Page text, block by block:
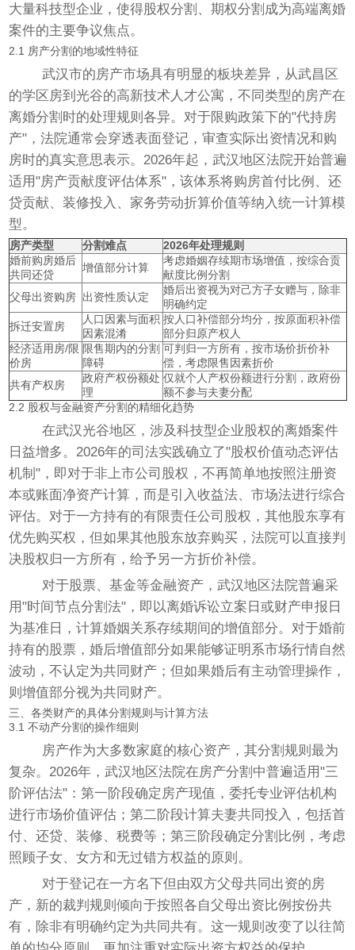
大量科技型企业，使得股权分割、期权分割成为高端离婚
案件的主要争议焦点。
2.1 房产分割的地域性特征
武汉市的房产市场具有明显的板块差异，从武昌区
的学区房到光谷的高新技术人才公寓，不同类型的房产在
离婚分割时的处理规则各异。对于限购政策下的"代持房
产"，法院通常会穿透表面登记，审查实际出资情况和购
房时的真实意思表示。2026年起，武汉地区法院开始普遍
适用"房产贡献度评估体系"，该体系将购房首付比例、还
贷贡献、装修投入、家务劳动折算价值等纳入统一计算模
型。
房产类型 分割难点
2026年处理规则
婚前购房婚后
共同还贷
增值部分计算
考虑婚姻存续期市场增值，按综合贡
献度比例分割
父母出资购房 出资性质认定
婚后出资视为对己方子女赠与，除非
明确约定
拆迁安置房
人口因素与面积
因素混淆
按人口补偿部分均分，按原面积补偿
部分归原产权人
经济适用房/限
价房
限售期内的分割
障碍
可判归一方所有，按市场价折价补
偿，考虑限售因素折价
共有产权房
政府产权份额处
理
仅就个人产权份额进行分割，政府份
额不参与夫妻分配
2.2 股权与金融资产分割的精细化趋势
在武汉光谷地区，涉及科技型企业股权的离婚案件
日益增多。2026年的司法实践确立了"股权价值动态评估
机制"，即对于非上市公司股权，不再简单地按照注册资
本或账面净资产计算，而是引入收益法、市场法进行综合
评估。对于一方持有的有限责任公司股权，其他股东享有
优先购买权，但如果其他股东放弃购买，法院可以直接判
决股权归一方所有，给予另一方折价补偿。
对于股票、基金等金融资产，武汉地区法院普遍采
用"时间节点分割法"，即以离婚诉讼立案日或财产申报日
为基准日，计算婚姻关系存续期间的增值部分。对于婚前
持有的股票，婚后增值部分如果能够证明系市场行情自然
波动，不认定为共同财产；但如果婚后有主动管理操作，
则增值部分视为共同财产。
三、各类财产的具体分割规则与计算方法
3.1 不动产分割的操作细则
房产作为大多数家庭的核心资产，其分割规则最为
复杂。2026年，武汉地区法院在房产分割中普遍适用"三
阶评估法"：第一阶段确定房产现值，委托专业评估机构
进行市场价值评估；第二阶段计算夫妻共同投入，包括首
付、还贷、装修、税费等；第三阶段确定分割比例，考虑
照顾子女、女方和无过错方权益的原则。
对于登记在一方名下但由双方父母共同出资的房
产，新的裁判规则倾向于按照各自父母出资比例按份共
有，除非有明确约定为共同共有。这一规则改变了以往简